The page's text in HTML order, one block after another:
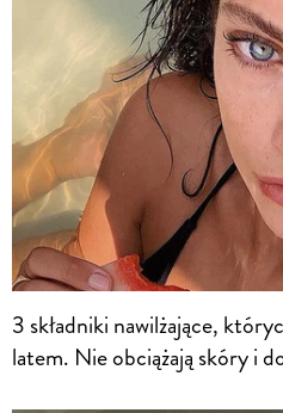
3 składniki nawilżające,
latem. Nie obciążają skóry i